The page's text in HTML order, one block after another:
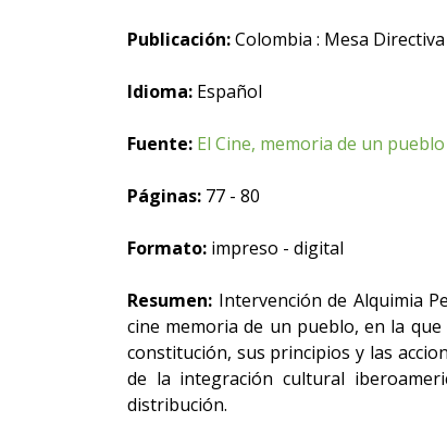
Publicación:Colombia : Mesa
Idioma: Español
Fuente: El Cine, memoria de un
Páginas: 77 - 80
Formato: impreso - digital
Resumen: Intervención de Alquimia
cine memoria de un pueblo, en la
constitución, sus principios y las
de la integración cultural
distribución.